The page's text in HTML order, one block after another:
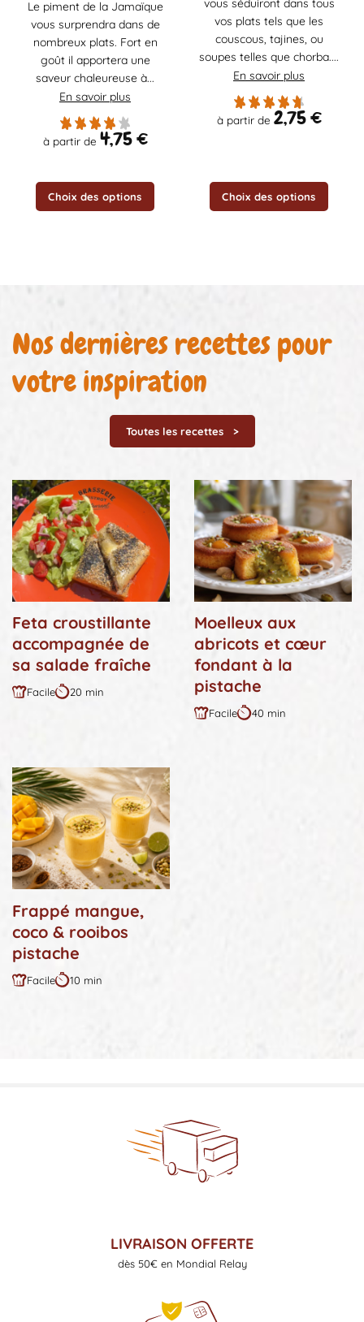
Le piment de la Jamaïque
vous surprendra dans de
nombreux plats. Fort en
goût il apportera une
saveur chaleureuse à...
En savoir plus
à partir de 4,75€
Choix des options
variations.
Les
options
peuvent
être
page
vos plats tels que les
couscous, tajines, ou
soupes telles que chorba....
En savoir plus
à partir de 2,75€
Choix des options
variations.
options
peuvent
Nos dernières recettes pour
votre inspiration
Toutes les recettes
Feta croustillante
accompagnée de
sa salade fraîche
Difficulté
Facile
Durée
20 min
Moelleux aux
abricots et cœur
fondant à la
pistache
Difficulté
Facile
Durée
40 min
Frappé mangue,
coco & rooibos
pistache
Difficulté
Facile
Durée
10 min
LIVRAISON OFFERTE
dès 50€ en Mondial Relay